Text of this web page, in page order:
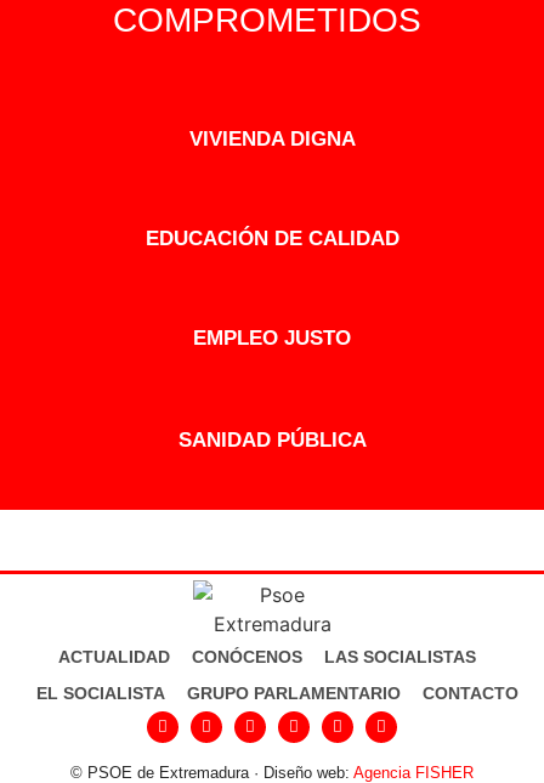
COMPROMETIDOS
VIVIENDA DIGNA
EDUCACIÓN DE CALIDAD
EMPLEO JUSTO
SANIDAD PÚBLICA
ACTUALIDAD CONÓCENOS
LAS SOCIALISTAS
EL SOCIALISTA
GRUPO PARLAMENTARIO CONTACTO
© PSOE de Extremadura · Diseño web: Agencia FISHER